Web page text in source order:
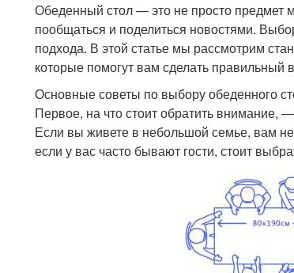
Обеденный стол — это не просто предмет
пообщаться и поделиться новостями.
подхода. В этой статье мы рассмотрим
которые помогут вам сделать правильный
Основные советы по выбору обеденного
Первое, на что стоит обратить внимание,
Если вы живете в небольшой семье, вам
если у вас часто бывают гости, стоит